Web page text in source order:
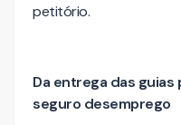
petitório.
Da entrega das
seguro desemprego